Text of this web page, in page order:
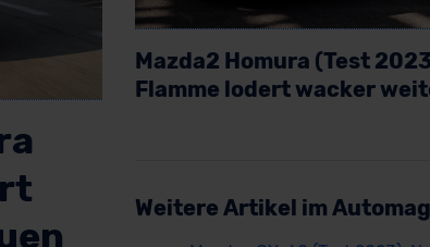
Mazda2 Homura (Test
Flamme lodert wacker
Weitere Artikel im